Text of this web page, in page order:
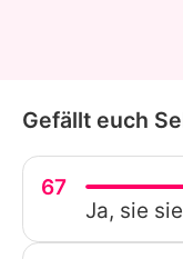
Gefällt euch
67
Ja, sie